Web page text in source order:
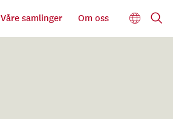
Våre samlinger Om oss